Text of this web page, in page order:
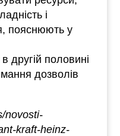
і
пояснюють у
другій половині
дозволів
novosti-
kraft-heinz-